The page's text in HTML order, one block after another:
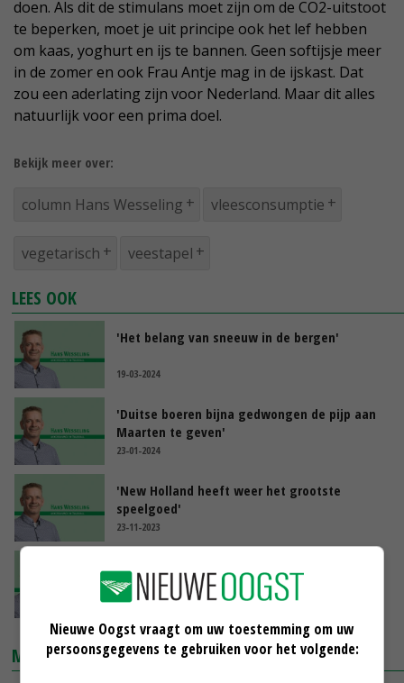
doen. Als dit de stimulans moet zijn om de CO2-uitstoot
te beperken, moet je uit principe ook het lef hebben
om kaas, yoghurt en ijs te bannen. Geen softijsje meer
in de zomer en ook Frau Antje mag in de ijskast. Dat
zou een aderlating zijn voor Nederland. Maar dit alles
natuurlijk voor een prima doel.
Bekijk meer over:
column Hans Wesseling vleesconsumptie
vegetarisch veestapel
LEES OOK
'Het belang van sneeuw in de bergen'
19-03-2024
'Duitse boeren bijna gedwongen de pijp aan
Maarten te geven'
23-01-2024
'New Holland heeft weer het grootste
speelgoed'
23-11-2023
'Canada is geen handelsnatie'
28-09-2023
MARKTPRIJZEN
Nieuwe Oogst vraagt om uw toestemming om uw
persoonsgegevens te gebruiken voor het volgende: